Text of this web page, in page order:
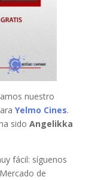
nuestro
Yelmo Cines.
sido Angelikka
fácil: síguenos
de